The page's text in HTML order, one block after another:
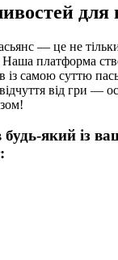
для
— це не
Наша платформа
із самою суттю
від гри —
будь-який із